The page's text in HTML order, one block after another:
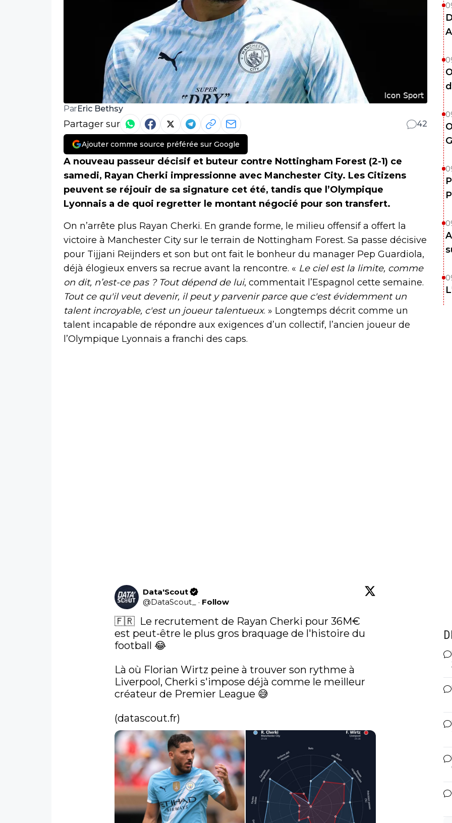
ParEric Bethsy
Partager sur 42
Ajouter comme source préférée sur Google
A nouveau passeur décisif et buteur contre Nottingham Forest (2-1) ce
samedi, Rayan Cherki impressionne avec Manchester City. Les Citizens
peuvent se réjouir de sa signature cet été, tandis que l’Olympique
Lyonnais a de quoi regretter le montant négocié pour son transfert.
On n’arrête plus Rayan Cherki. En grande forme, le milieu offensif a offert la
victoire à Manchester City sur le terrain de Nottingham Forest. Sa passe décisive
pour Tijjani Reijnders et son but ont fait le bonheur du manager Pep Guardiola,
déjà élogieux envers sa recrue avant la rencontre. « Le ciel est la limite, comme
on dit, n’est-ce pas ? Tout dépend de lui, commentait l’Espagnol cette semaine.
Tout ce qu'il veut devenir, il peut y parvenir parce que c'est évidemment un
talent incroyable, c'est un joueur talentueux. » Longtemps décrit comme un
talent incapable de répondre aux exigences d’un collectif, l’ancien joueur de
l’Olympique Lyonnais a franchi des caps.
Data'Scout
@DataScout_ · Follow
🇫🇷  Le recrutement de Rayan Cherki pour 36M€
est peut-être le plus gros braquage de l'histoire du
football 😂
Là où Florian Wirtz peine à trouver son rythme à
Liverpool, Cherki s'impose déjà comme le meilleur
créateur de Premier League 😅
(datascout.fr)